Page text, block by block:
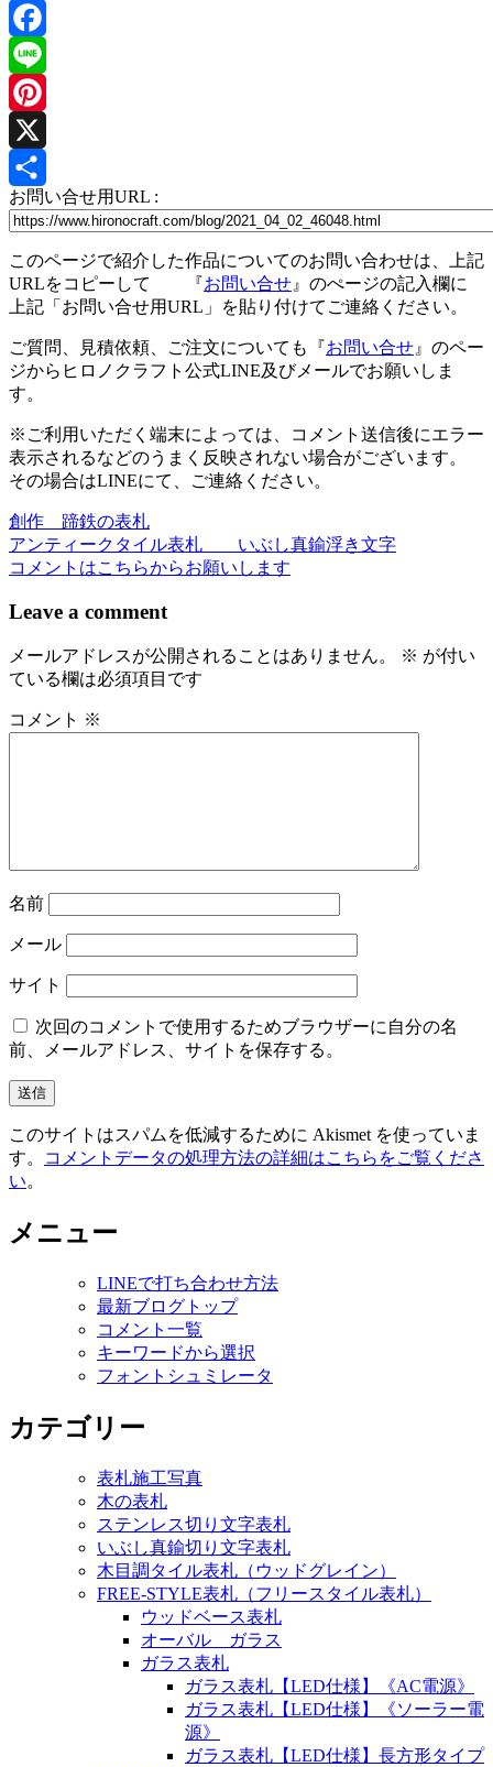
Facebook
Line
Pinterest
X
共
お問い合せ用URL :
このページで紹介した作品についてのお問い合わせは、上記
URLをコピーして 『お問い合せ 』のぺージの記入欄に
上記「お問い合せ用URL」を貼り付けてご連絡ください。
ご質問、見積依頼、ご注文についても『お問い合せ 』のペー
ジからヒロノクラフト公式LINE及びメールでお願いしま
す。
※ご利用いただく端末によっては、コメント送信後にエラー
表示されるなどのうまく反映されない場合がございます。
その場合はLINEにて、ご連絡ください。
投
稿
ナ
ゲ
シ
創作 蹄鉄の表札
アンティークタイル表札 いぶし真鍮浮き文字
コメントはこちらからお願いします
Leave a comment
メールアドレスが公開されることはありません。 ※ が付い
ている欄は必須項目です
コメント ※
名前
メール
サイト
次回のコメントで使用するためブラウザーに自分の名
前、メールアドレス、サイトを保存する。
このサイトはスパムを低減するために Akismet を使っていま
す。
コメントデータの処理方法の詳細はこちらをご覧くださ
い。
メニュー
LINEで打ち合わせ方法
最新ブログトップ
コメント一覧
キーワードから選択
フォントシュミレータ
カテゴリー
表札施工写真
木の表札
ステンレス切り文字表札
いぶし真鍮切り文字表札
木目調タイル表札（ウッドグレイン）
FREE-STYLE表札（フリースタイル表札）
ウッドベース表札
オーバル ガラス
ガラス表札
ガラス表札【LED仕様】《AC電源》
ガラス表札【LED仕様】《ソーラー電
源》
ガラス表札【LED仕様】長方形タイプ